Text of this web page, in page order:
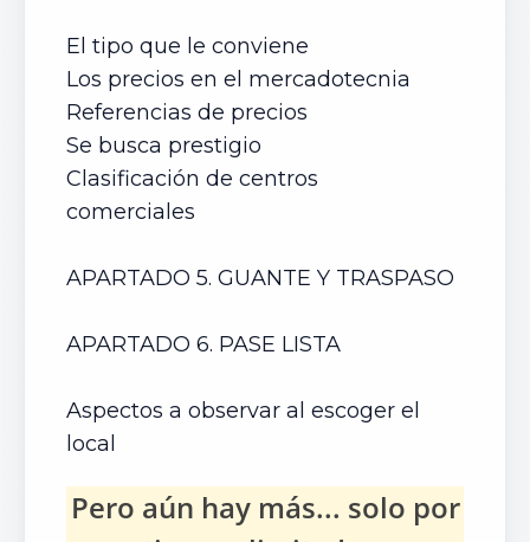
El tipo que le conviene
Los precios en el mercadotecnia
Referencias de precios
Se busca prestigio
Clasificación de centros
comerciales
APARTADO 5. GUANTE Y TRASPASO
APARTADO 6. PASE LISTA
Aspectos a observar al escoger el
local
Pero aún hay más... solo por